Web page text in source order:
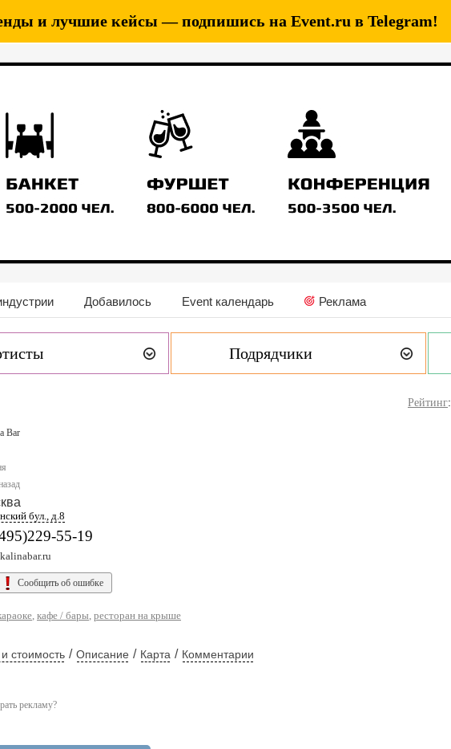
и лучшие кейсы — подпишись на Event.ru в Telegram!
Добавилось Event календарь Реклама
Подрядчики
Bar
Рейтинг:
бул., д.8
55-19
Сообщить об ошибке
, кафе / бары, ресторан на крыше
стоимость / Описание / Карта / Комментарии
рекламу?